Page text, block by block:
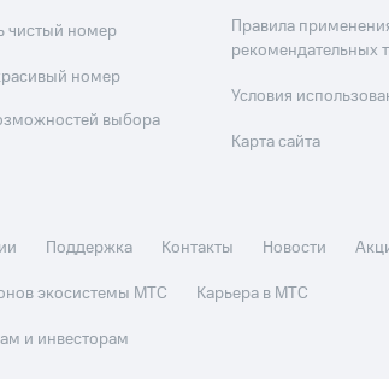
чистый номер
номер
выбора
Правила
рекомендательных
Условия
Карта сайта
Поддержка Контакты Новости
экосистемы МТС
Карьера в МТС
и инвесторам